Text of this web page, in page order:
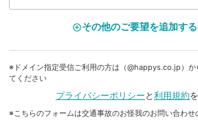
add_circle_outlineその他のご要望を追加する
※ドメイン指定受信ご利用の方は（@happys.co.jp）か
てください
プライバシーポリシーと利用規約
※こちらのフォームは交通事故のお怪我のお問い合わせ